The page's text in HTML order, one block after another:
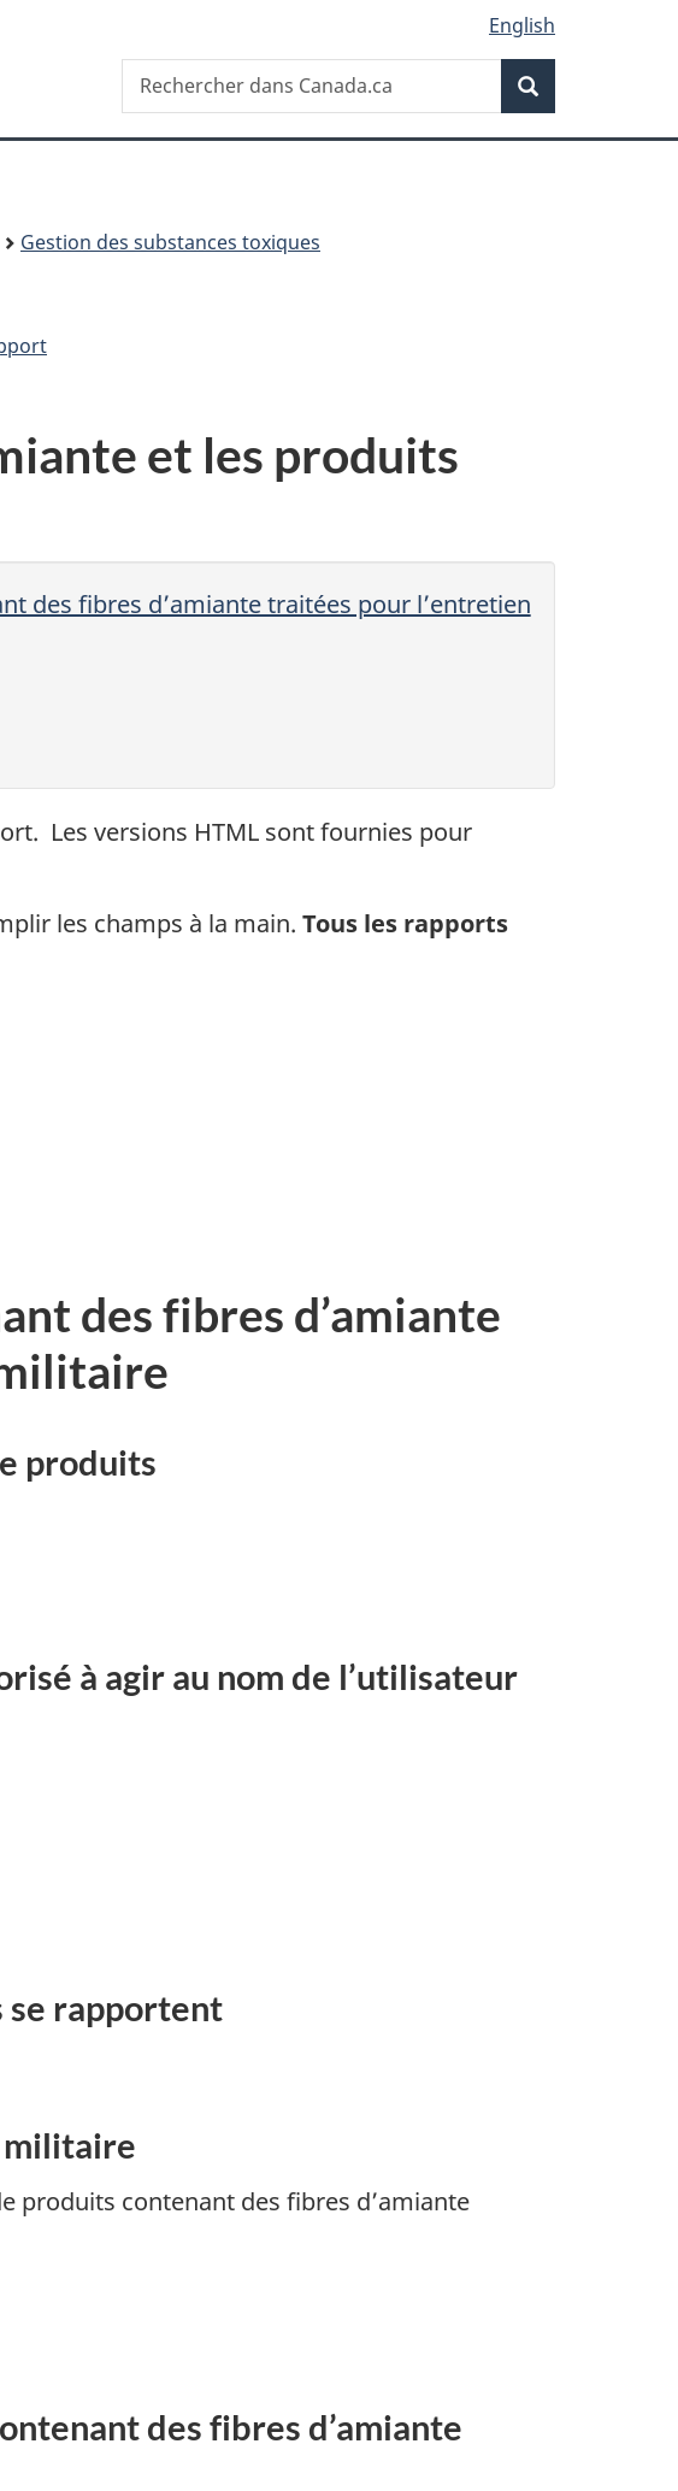
English
Recherche
Rechercher
dans
Gestion des substances toxiques
et les produits
des fibres d’amiante traitées pour l’entretien
Les versions HTML sont fournies pour
les champs à la main. Tous les rapports
des fibres d’amiante
produits
à agir au nom de l’utilisateur
se rapportent
militaire
produits contenant des fibres d’amiante
des fibres d’amiante